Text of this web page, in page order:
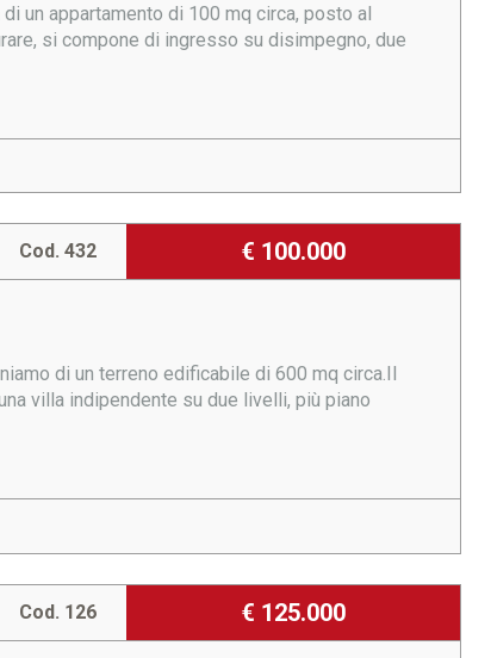
un appartamento di 100 mq circa, posto al
si compone di ingresso su disimpegno, due
€ 100.000
Cod. 432
di un terreno edificabile di 600 mq circa.Il
villa indipendente su due livelli, più piano
€ 125.000
Cod. 126